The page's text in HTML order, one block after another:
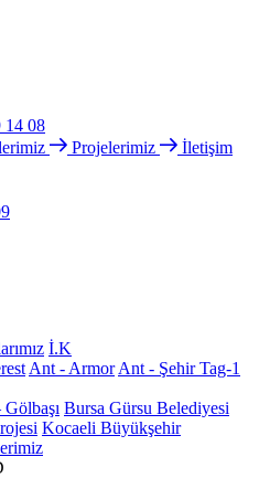
14 08
Projelerimiz İletişim
İ.K
Ant - Armor Ant - Şehir Tag-1
Bursa Gürsu Belediyesi
Kocaeli Büyükşehir